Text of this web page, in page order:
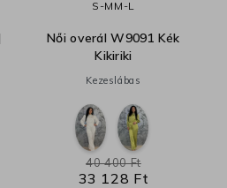
S-M M-L
Női overál W9091 Kék
Kikiriki
Kezeslábas
33 128 Ft
40 400 Ft